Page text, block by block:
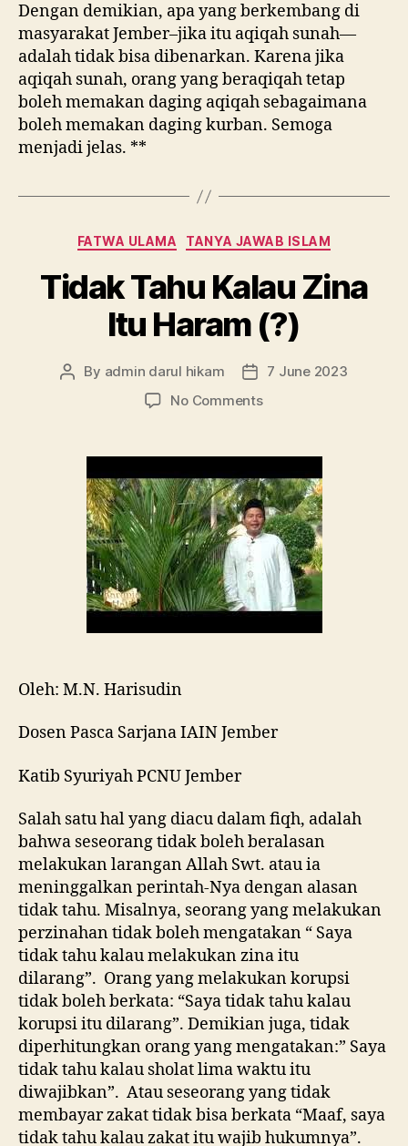
Dengan demikian, apa yang berkembang di
masyarakat Jember–jika itu aqiqah sunah—
adalah tidak bisa dibenarkan. Karena jika
aqiqah sunah, orang yang beraqiqah tetap
boleh memakan daging aqiqah sebagaimana
boleh memakan daging kurban. Semoga
menjadi jelas. **
Categories
FATWA ULAMA TANYA JAWAB ISLAM
Tidak Tahu Kalau Zina
Itu Haram (?)
Post
By admin darul hikam
Post
date
7 June 2023
No Commentson
Kalau
Zina
Itu
Haram
(?)
Oleh: M.N. Harisudin
Dosen Pasca Sarjana IAIN Jember
Katib Syuriyah PCNU Jember
Salah satu hal yang diacu dalam fiqh, adalah
bahwa seseorang tidak boleh beralasan
melakukan larangan Allah Swt. atau ia
meninggalkan perintah-Nya dengan alasan
tidak tahu. Misalnya, seorang yang melakukan
perzinahan tidak boleh mengatakan “ Saya
tidak tahu kalau melakukan zina itu
dilarang”. Orang yang melakukan korupsi
tidak boleh berkata: “Saya tidak tahu kalau
korupsi itu dilarang”. Demikian juga, tidak
diperhitungkan orang yang mengatakan:” Saya
tidak tahu kalau sholat lima waktu itu
diwajibkan”. Atau seseorang yang tidak
membayar zakat tidak bisa berkata “Maaf, saya
tidak tahu kalau zakat itu wajib hukumnya”.